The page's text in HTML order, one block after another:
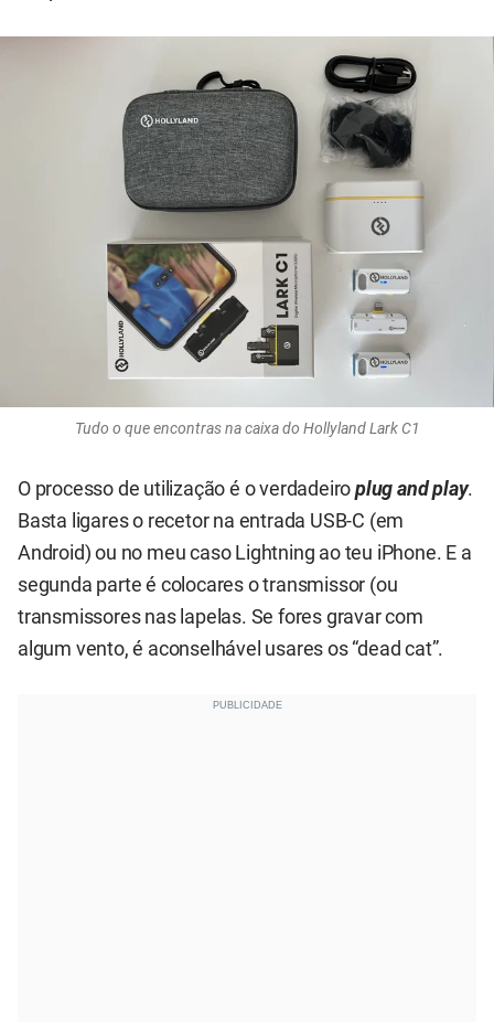
Tudo o que encontras na caixa do Hollyland Lark C1
O processo de utilização é o verdadeiro plug and play.
Basta ligares o recetor na entrada USB-C (em
Android) ou no meu caso Lightning ao teu iPhone. E a
segunda parte é colocares o transmissor (ou
transmissores nas lapelas. Se fores gravar com
algum vento, é aconselhável usares os “dead cat”.